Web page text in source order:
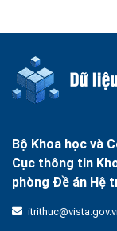
Bộ Khoa học và
Cục thông tin
phòng Đề án Hệ